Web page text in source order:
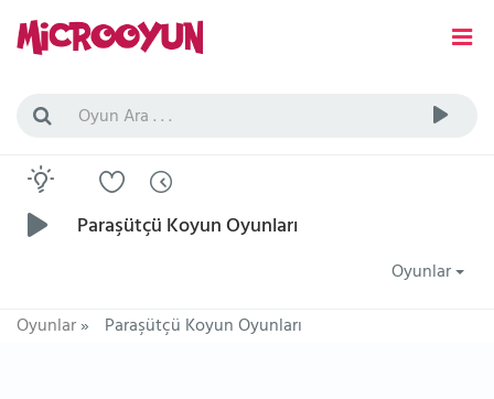
Paraşütçü Koyun Oyunları
Oyunlar
Oyunlar» Paraşütçü Koyun Oyunları